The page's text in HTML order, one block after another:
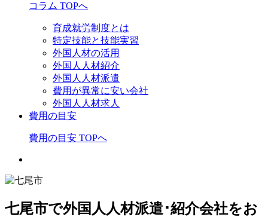
コラム TOPへ
育成就労制度とは
特定技能と技能実習
外国人材の活用
外国人人材紹介
外国人人材派遣
費用が異常に安い会社
外国人人材求人
費用の目安
費用の目安 TOPへ
七尾市で外国人人材派遣･紹介会社をお